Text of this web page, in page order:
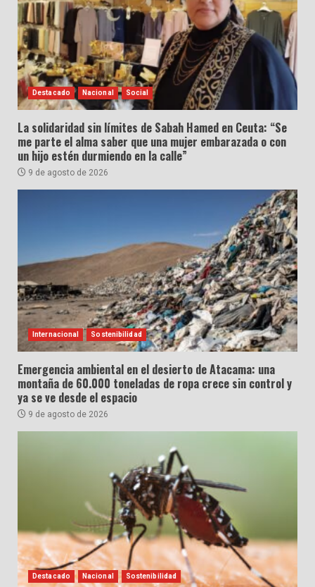
Destacado Nacional Social
La solidaridad sin límites de Sabah Hamed en Ceuta: “Se
me parte el alma saber que una mujer embarazada o con
un hijo estén durmiendo en la calle”
9 de agosto de 2026
Internacional Sostenibilidad
Emergencia ambiental en el desierto de Atacama: una
montaña de 60.000 toneladas de ropa crece sin control y
ya se ve desde el espacio
9 de agosto de 2026
Destacado Nacional Sostenibilidad